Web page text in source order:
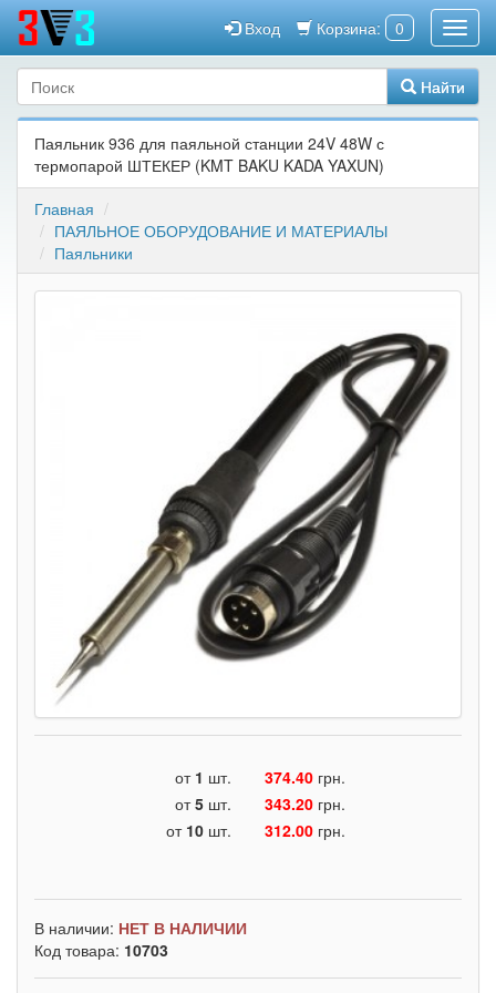
Корзина: 0
Вход
Найти
Паяльник 936 для паяльной станции 24V 48W с
термопарой ШТЕКЕР (KMT BAKU KADA YAXUN)
Главная
ПАЯЛЬНОЕ ОБОРУДОВАНИЕ И МАТЕРИАЛЫ
Паяльники
от 1 шт. 374.40 грн.
от5 шт. 343.20 грн.
от 10 шт. 312.00 грн.
В наличии: НЕТ В НАЛИЧИИ
Код товара: 10703